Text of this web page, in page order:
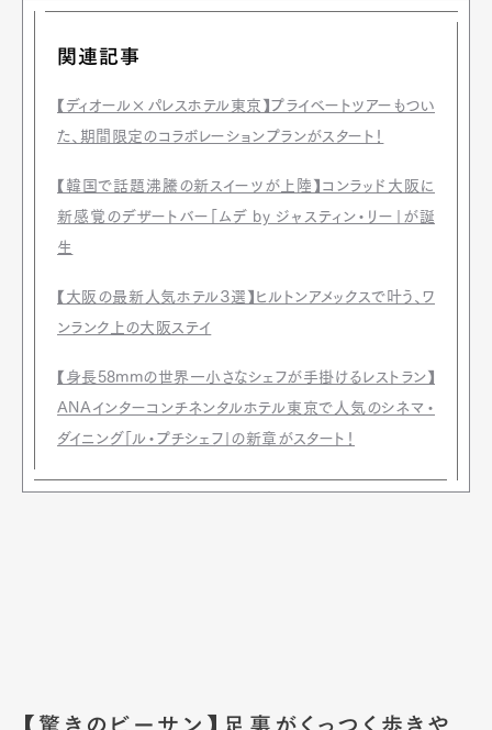
関連記事
【ディオール×パレスホテル東京】プライベートツアーもつい
た、期間限定のコラボレーションプランがスタート！
【韓国で話題沸騰の新スイーツが上陸】コンラッド大阪に
新感覚のデザートバー「ムデ by ジャスティン・リー」が誕
生
【大阪の最新人気ホテル３選】ヒルトンアメックスで叶う、ワ
ンランク上の大阪ステイ
【身長58mmの世界一小さなシェフが手掛けるレストラン】
ANAインターコンチネンタルホテル東京で人気のシネマ・
ダイニング「ル・プチシェフ」の新章がスタート！
【驚きのビーサン】足裏がくっつく歩きや